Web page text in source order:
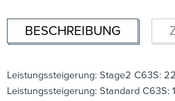
BESCHREIBUNG
Leistungssteigerung: Stage2 C63S:
Leistungssteigerung: Standard C63S: